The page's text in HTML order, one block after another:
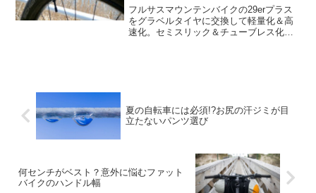
フルサスマウンテンバイクの29erプラス
をグラベルタイヤに交換して軽量化＆高
速化。セミスリック＆チューブレス化の
夏の自転車には必須!?お尻の汗ジミが目
立たないパンツ選び
何センチがベスト？意外に悩むファット
バイクのハンドル幅